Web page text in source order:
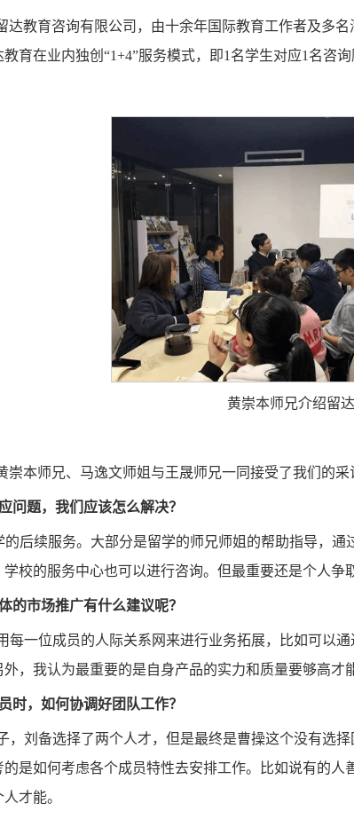
达教育咨询有限公司，由十余年国际教育工作者及多
育在业内独创“1+4”服务模式，即1名学生对应1名咨
黄崇本师兄介绍留
崇本师兄、马逸文师姐与王晟师兄一同接受了我们的
问题，我们应该怎么解决？
的后续服务。大部分是留学的师兄师姐的帮助指导，
校的服务中心也可以进行咨询。但最重要还是个人争
的市场推广有什么建议呢？
每一位成员的人际关系网来进行业务拓展，比如可以
外，我认为最重要的是自身产品的实力和质量要够高
时，如何协调好团队工作？
，刘备选择了两个人才，但是最终是曹操这个没有选
是如何考虑各个成员特性去安排工作。比如说有的
才能。